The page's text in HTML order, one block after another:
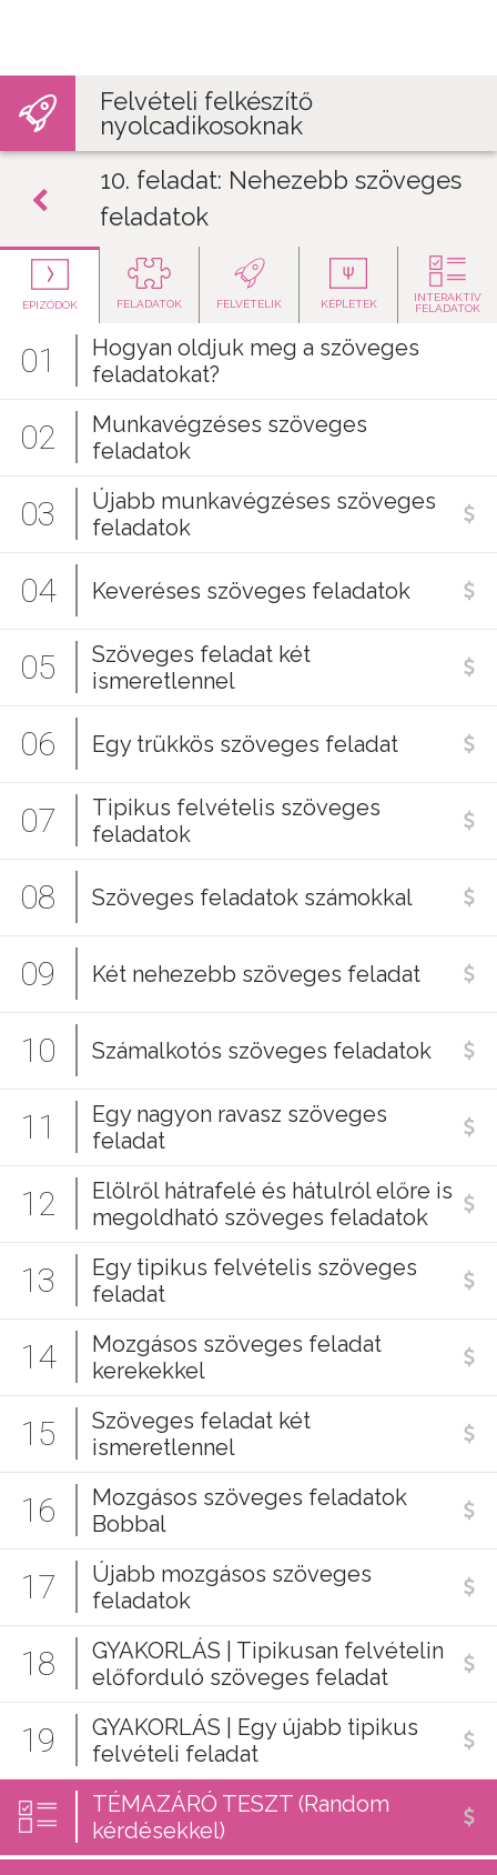
Felvételi felkészítő
nyolcadikosoknak
10. feladat: Nehezebb szöveges
feladatok
EPIZÓDOK FELADATOK FELVÉTELIK KÉPLETEK
INTERAKTÍV
FELADATOK
01
Hogyan oldjuk meg a szöveges
feladatokat?
02
Munkavégzéses szöveges
feladatok
03
Újabb munkavégzéses szöveges
feladatok
04 Keveréses szöveges feladatok
05
Szöveges feladat két
ismeretlennel
06 Egy trükkös szöveges feladat
07
Tipikus felvételis szöveges
feladatok
08 Szöveges feladatok számokkal
09 Két nehezebb szöveges feladat
10 Számalkotós szöveges feladatok
11
Egy nagyon ravasz szöveges
feladat
12
Elölről hátrafelé és hátulról előre is
megoldható szöveges feladatok
13
Egy tipikus felvételis szöveges
feladat
14
Mozgásos szöveges feladat
kerekekkel
15
Szöveges feladat két
ismeretlennel
16
Mozgásos szöveges feladatok
Bobbal
17
Újabb mozgásos szöveges
feladatok
18
GYAKORLÁS | Tipikusan felvételin
előforduló szöveges feladat
19
GYAKORLÁS | Egy újabb tipikus
felvételi feladat
TÉMAZÁRÓ TESZT (Random
kérdésekkel)